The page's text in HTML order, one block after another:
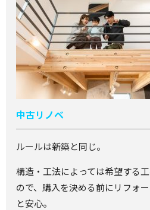
中古リノベ
ルールは新築と同じ。
構造・工法によっては希望する
ので、購入を決める前にリフォ
と安心。